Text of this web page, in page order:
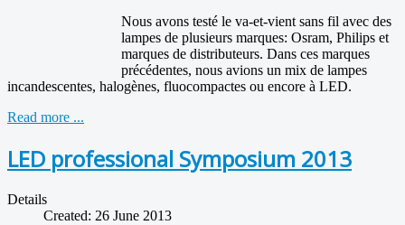
Nous avons testé le va-et-vient sans fil avec des
lampes de plusieurs marques: Osram, Philips et
marques de distributeurs. Dans ces marques
précédentes, nous avions un mix de lampes
incandescentes, halogènes, fluocompactes ou encore à LED.
Read more ...
LED professional Symposium 2013
Details
Created: 26 June 2013